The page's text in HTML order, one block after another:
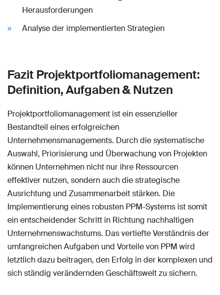
Herausforderungen
Analyse der implementierten Strategien
Fazit Projektportfoliomanagement:
Definition, Aufgaben & Nutzen
Projektportfoliomanagement ist ein essenzieller
Bestandteil eines erfolgreichen
Unternehmensmanagements. Durch die systematische
Auswahl, Priorisierung und Überwachung von Projekten
können Unternehmen nicht nur ihre Ressourcen
effektiver nutzen, sondern auch die strategische
Ausrichtung und Zusammenarbeit stärken. Die
Implementierung eines robusten PPM-Systems ist somit
ein entscheidender Schritt in Richtung nachhaltigen
Unternehmenswachstums. Das vertiefte Verständnis der
umfangreichen Aufgaben und Vorteile von PPM wird
letztlich dazu beitragen, den Erfolg in der komplexen und
sich ständig verändernden Geschäftswelt zu sichern.